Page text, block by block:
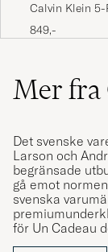
Calvin Klein
Stretch Relaxed
White/Black/
849,-
Mer fra
Det svenske
Larson och
begränsade
gå emot
svenska
för Un Cadeau
som namnet